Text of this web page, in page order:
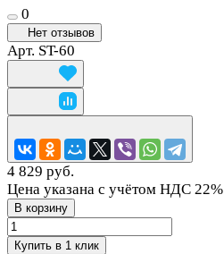
0
Нет отзывов
Арт. ST-60
4 829 руб.
Цена указана с учётом НДС 22%
В корзину
Купить в 1 клик